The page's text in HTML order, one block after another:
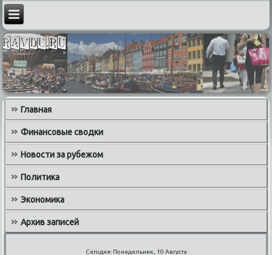
Главная
Финансовые сводки
Новости за рубежом
Политика
Экономика
Архив записей
Сегодня: Понедельник, 10 Августа